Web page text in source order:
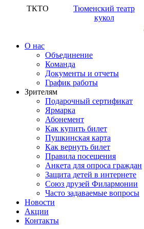
ТКТО
Тюменский театр
кукол
О нас
Объединение
Команда
Документы и отчеты
График работы
Зрителям
Подарочный сертификат
Ярмарка
Абонемент
Как купить билет
Пушкинская карта
Как вернуть билет
Правила посещения
Анкета для опроса граждан
Защита детей в интернете
Союз друзей Филармонии
Часто задаваемые вопросы
Новости
Акции
Контакты